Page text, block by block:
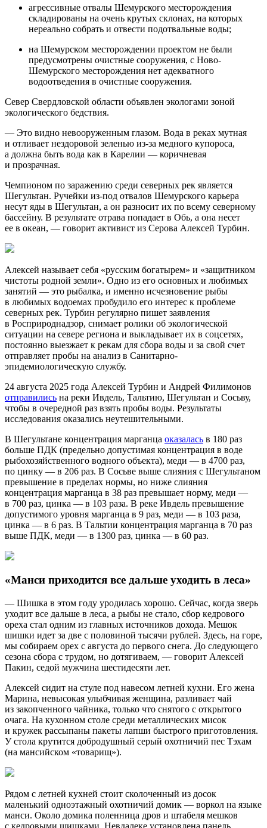
агрессивные отвалы Шемурского месторождения
складированы на очень крутых склонах, на которых
нереально собрать и отвести подотвальные воды;
на Шемурском месторождении проектом не были
предусмотрены очистные сооружения, с Ново-
Шемурского месторождения нет адекватного
водоотведения в очистные сооружения.
Север Свердловской области объявлен экологами зоной
экологического бедствия.
— Это видно невооруженным глазом. Вода в реках мутная
и отливает нездоровой зеленью из-за медного купороса,
а должна быть вода как в Карелии — коричневая
и прозрачная.
Чемпионом по заражению среди северных рек является
Шегультан. Ручейки из-под отвалов Шемурского карьера
несут яды в Шегультан, а он разносит их по всему северному
бассейну. В результате отрава попадает в Обь, а она несет
ее в океан, — говорит активист из Серова Алексей Турбин.
Алексей называет себя «русским богатырем» и «защитником
чистоты родной земли». Одно из его основных и любимых
занятий — это рыбалка, и именно исчезновение рыбы
в любимых водоемах пробудило его интерес к проблеме
северных рек. Турбин регулярно пишет заявления
в Росприроднадзор, снимает ролики об экологической
ситуации на севере региона и выкладывает их в соцсетях,
постоянно выезжает к рекам для сбора воды и за свой счет
отправляет пробы на анализ в Санитарно-
эпидемиологическую службу.
24 августа 2025 года Алексей Турбин и Андрей Филимонов
отправились на реки Ивдель, Тальтию, Шегультан и Сосьву,
чтобы в очередной раз взять пробы воды. Результаты
исследования оказались неутешительными.
В Шегультане концентрация марганца оказалась в 180 раз
больше ПДК (предельно допустимая концентрация в воде
рыбохозяйственного водного объекта), меди — в 4700 раз,
по цинку — в 206 раз. В Сосьве выше слияния с Шегультаном
превышение в пределах нормы, но ниже слияния
концентрация марганца в 38 раз превышает норму, меди —
в 700 раз, цинка — в 103 раза. В реке Ивдель превышение
допустимого уровня марганца в 9 раз, меди — в 103 раза,
цинка — в 6 раз. В Тальтии концентрация марганца в 70 раз
выше ПДК, меди — в 1300 раз, цинка — в 60 раз.
«Манси приходится все дальше уходить в леса»
— Шишка в этом году уродилась хорошо. Сейчас, когда зверь
уходит все дальше в леса, а рыбы не стало, сбор кедрового
ореха стал одним из главных источников дохода. Мешок
шишки идет за две с половиной тысячи рублей. Здесь, на горе,
мы собираем орех с августа до первого снега. До следующего
сезона сбора с трудом, но дотягиваем, — говорит Алексей
Пакин, седой мужчина шестидесяти лет.
Алексей сидит на стуле под навесом летней кухни. Его жена
Марина, невысокая улыбчивая женщина, разливает чай
из закопченного чайника, только что снятого с открытого
очага. На кухонном столе среди металлических мисок
и кружек рассыпаны пакеты лапши быстрого приготовления.
У стола крутится добродушный серый охотничий пес Тэхам
(на мансийском «товарищ»).
Рядом с летней кухней стоит сколоченный из досок
маленький одноэтажный охотничий домик — воркол на языке
манси. Около домика поленница дров и штабеля мешков